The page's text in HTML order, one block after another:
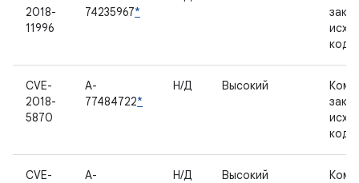
2018-
11996
74235967*
CVE-
2018-
5870
A-
77484722*
Н/Д Высокий
CVE-
A-
Н/Д Высокий